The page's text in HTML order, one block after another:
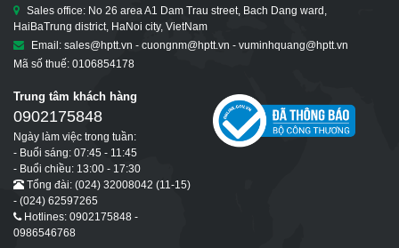
Sales office: No 26 area A1 Dam Trau street, Bach Dang ward,
HaiBaTrung district, HaNoi city, VietNam
Email: sales@hptt.vn - cuongnm@hptt.vn - vuminhquang@hptt.vn
Mã số thuế: 0106854178
Trung tâm khách hàng
0902175848
Ngày làm việc trong tuần:
- Buổi sáng: 07:45 - 11:45
- Buổi chiều: 13:00 - 17:30
Tổng đài: (024) 32008042 (11-15)
- (024) 62597265
Hotlines: 0902175848 -
0986546768